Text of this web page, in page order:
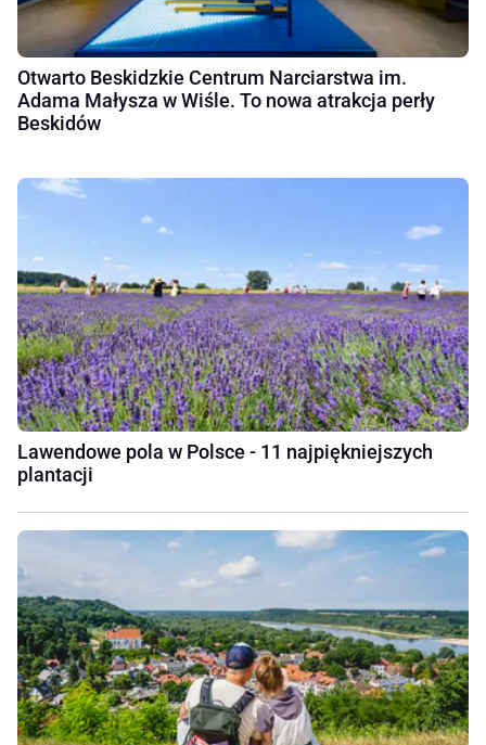
Otwarto Beskidzkie Centrum Narciarstwa im.
Adama Małysza w Wiśle. To nowa atrakcja perły
Beskidów
Lawendowe pola w Polsce - 11 najpiękniejszych
plantacji